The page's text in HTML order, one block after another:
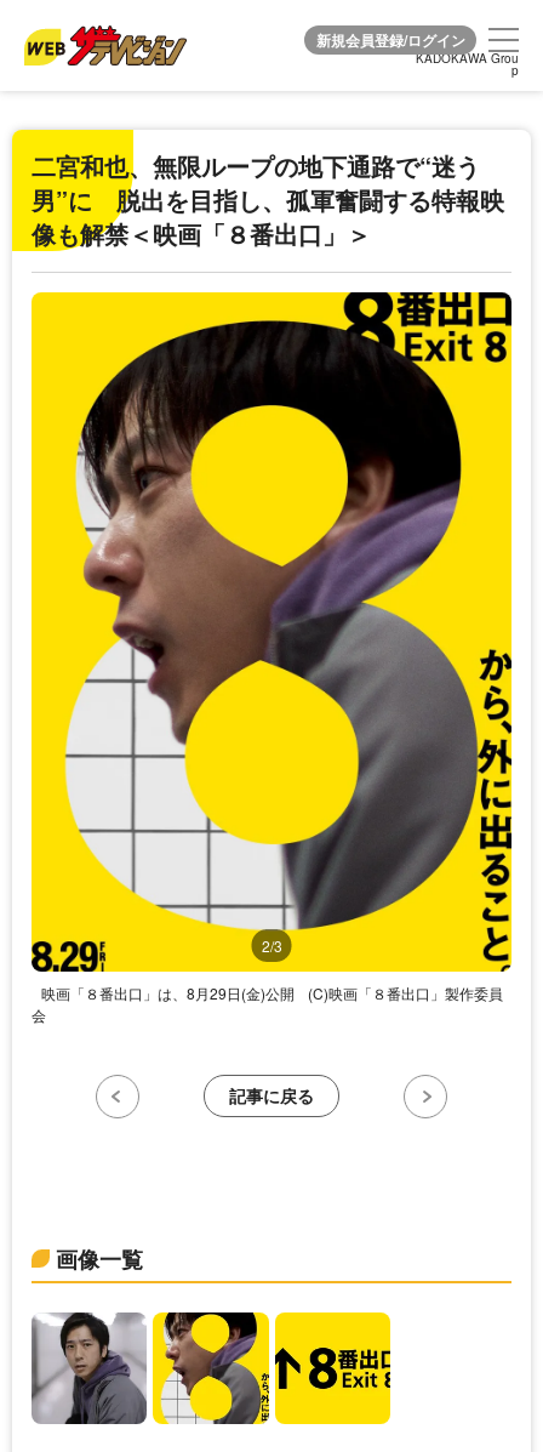
KADOKAWA Grou
p
KADOKAWA Grou
p
二宮和也、無限ループの地下通路で“迷う
男”に 脱出を目指し、孤軍奮闘する特報映
像も解禁＜映画「８番出口」＞
2/3
映画「８番出口」は、8月29日(金)公開
(C)映画「８番出口」製作委員
会
記事に戻る
画像一覧